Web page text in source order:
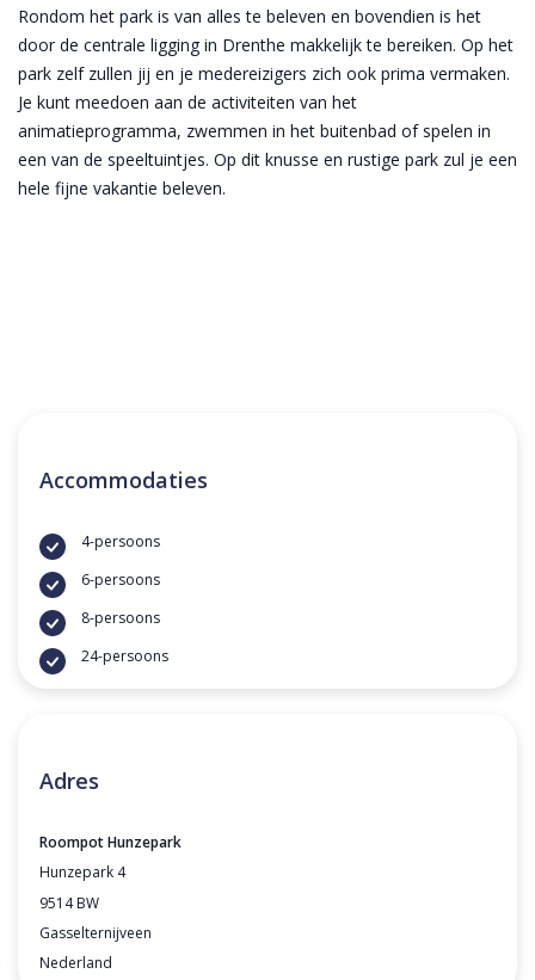
Rondom het park is van alles te beleven en bovendien is het
door de centrale ligging in Drenthe makkelijk te bereiken. Op het
park zelf zullen jij en je medereizigers zich ook prima vermaken.
Je kunt meedoen aan de activiteiten van het
animatieprogramma, zwemmen in het buitenbad of spelen in
een van de speeltuintjes. Op dit knusse en rustige park zul je een
hele fijne vakantie beleven.
Accommodaties
4-persoons
6-persoons
8-persoons
24-persoons
Adres
Roompot Hunzepark
Hunzepark 4
9514 BW
Gasselternijveen
Nederland